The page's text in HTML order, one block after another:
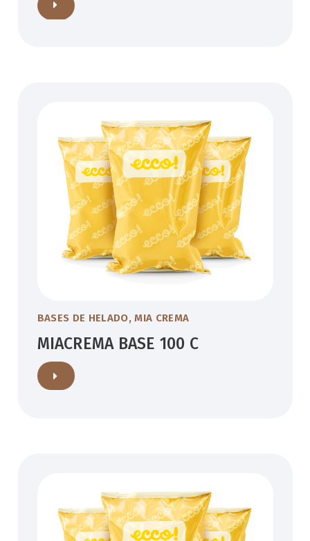
BASES DE HELADO,MIA CREMA
MIACREMA BASE 100 C